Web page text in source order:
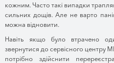
кожним. Часто такі випадки
сильних дощів. Але не варто
можна відновити.
Навіть якщо було втрачено
звернутися до сервісного центру
потрібно здійснити